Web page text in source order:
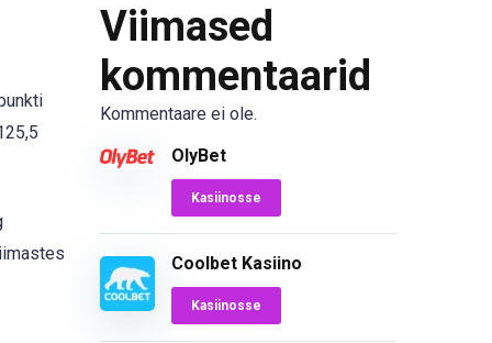
Viimased
kommentaarid
Kommentaare ei ole.
OlyBet
Kasiinosse
Coolbet Kasiino
Kasiinosse